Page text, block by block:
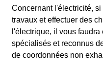
Concernant l'électricité,
travaux et effectuer des
l'électrique, il vous
spécialisés et reconnus
de coordonnées non